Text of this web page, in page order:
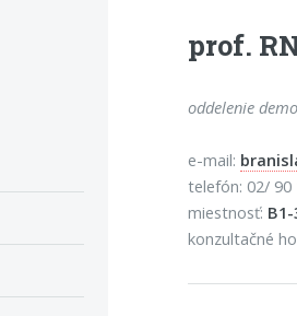
prof.
oddelenie
e-mail:
telefón: 02/ 90
miestnosť:
konzultačné